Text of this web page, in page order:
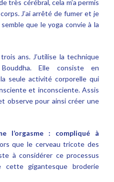
très cérébral, cela m’a permis
J’ai arrêté de fumer et je
que le yoga convie à la
ans. J’utilise la technique
Elle consiste en
seule activité corporelle qui
et inconsciente. Assis
observe pour ainsi créer une
l’orgasme : compliqué à
que le cerveau tricote des
à considérer ce processus
gigantesque broderie